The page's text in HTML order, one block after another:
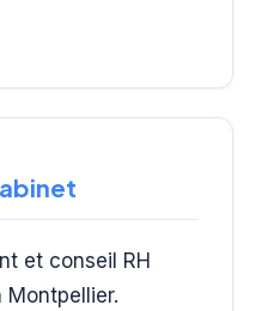
et conseil RH
Montpellier.